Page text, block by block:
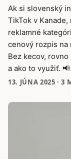
Ak si slovenský
TikTok v
reklamné
cenový rozpis na
Bez kecov,
a ako to využiť.
13. JÚNA 2025 ·3